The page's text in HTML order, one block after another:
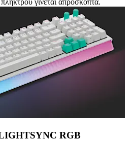
γίνεται απρόσκοπτα.
RGB